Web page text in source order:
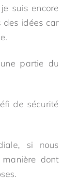
suis encore
des idées car
partie du
de sécurité
si nous
dont